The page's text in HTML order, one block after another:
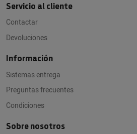
Servicio al cliente
Contactar
Devoluciones
Información
Sistemas entrega
Preguntas frecuentes
Condiciones
Sobre nosotros